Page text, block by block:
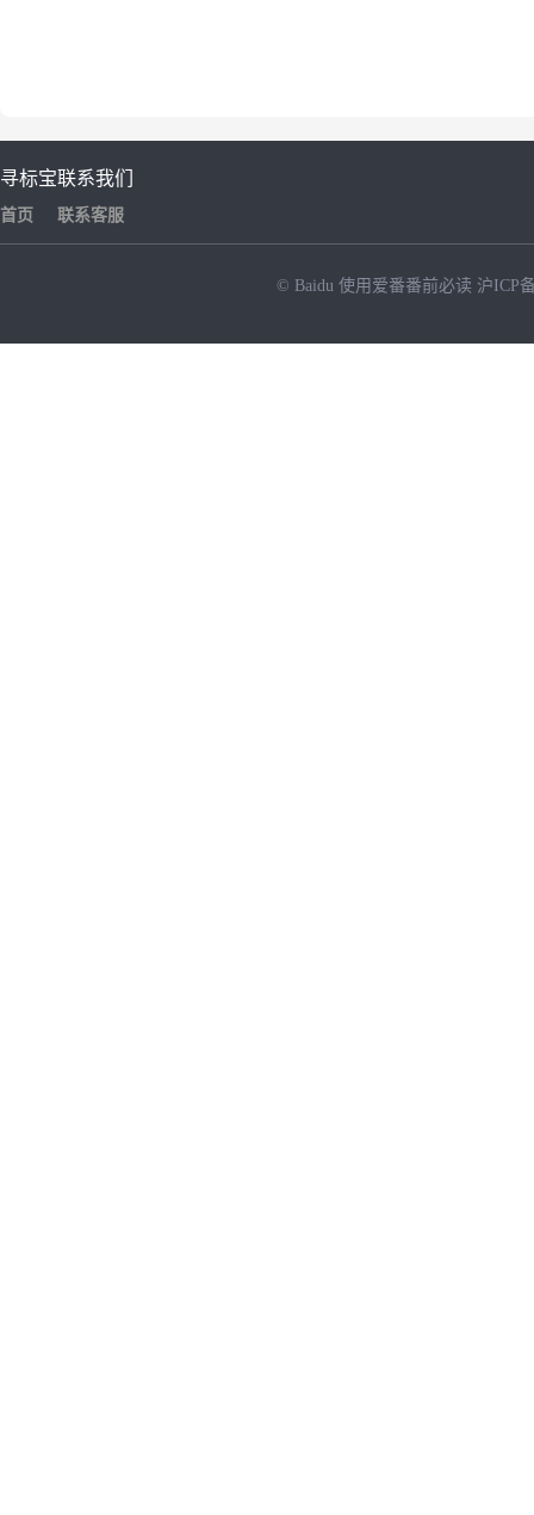
寻标宝
首页
联系我们
联系客服
© Baidu 使用爱番番前必读 沪ICP